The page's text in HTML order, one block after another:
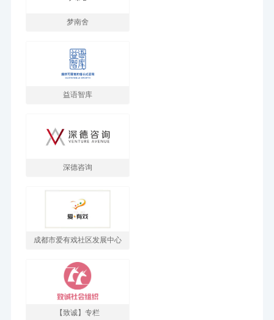
梦南舍
益语智库
深德咨询
成都市爱有戏社区发展中心
【致诚】专栏